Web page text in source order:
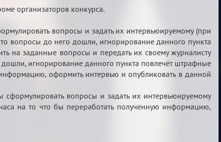
организаторов конкурса.
вопросы и задать их интервьюируемому (при
вопросы до него дошли, игнорирование данного пункта
на заданные вопросы и передать их своему журналисту
игнорирование данного пункта повлечёт штрафные
оформить интервью и опубликовать в данной
вопросы и задать их интервьюируемому
на то что бы переработать полученную информацию,